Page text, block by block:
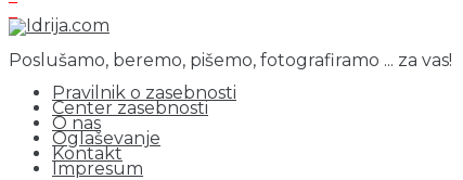
Poslušamo, beremo, pišemo, fotografiramo ... za vas!
Pravilnik o zasebnosti
Center zasebnosti
O nas
Oglaševanje
Kontakt
Impresum